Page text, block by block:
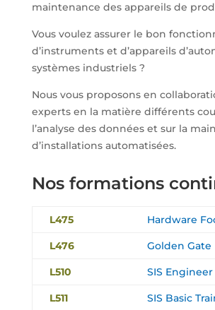
maintenance des appareils de
Vous voulez assurer le bon
d’instruments et d’appareils
systèmes industriels ?
Nous vous proposons en
experts en la matière différents
l’analyse des données et sur la
d’installations automatisées.
Nos formations
L475 Hardware
L476 Golden Gate
L510 SIS Engineer
L511 SIS Basic